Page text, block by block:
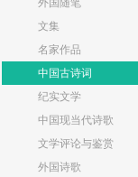
外国随笔
文集
名家作品
中国古诗词
纪实文学
中国现当代诗歌
文学评论与鉴赏
外国诗歌